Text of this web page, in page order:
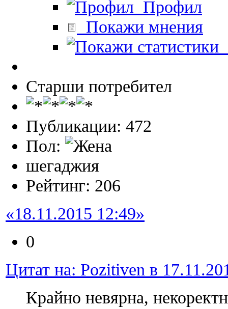
Профил
Покажи мнения
Старши потребител
Публикации: 472
Пол:
шегаджия
Рейтинг: 206
«18.11.2015 12:49»
0
Цитат на: Pozitiven в
Крайно невярна,